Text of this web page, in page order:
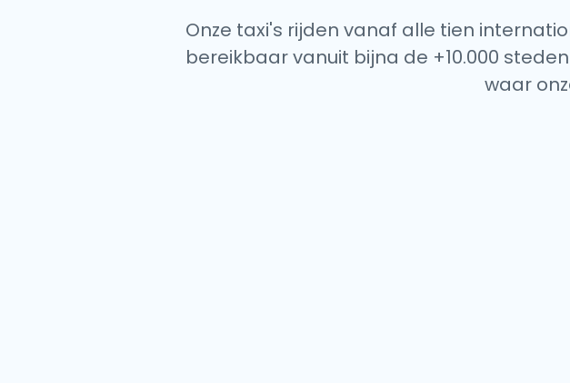
Onze taxi's rijden vanaf alle tien
bereikbaar vanuit bijna de +10.000
waar